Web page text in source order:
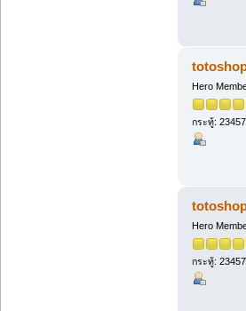
Hero
กระทู้: 23457
Hero
กระทู้: 23457